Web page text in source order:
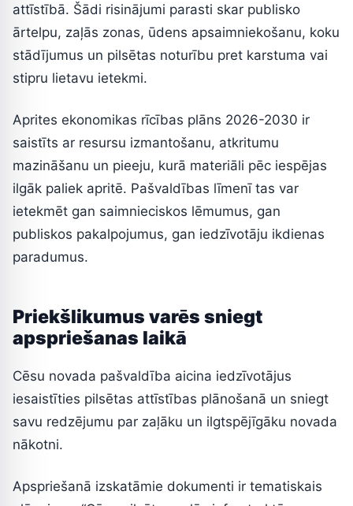
attīstībā. Šādi risinājumi parasti skar publisko
ārtelpu, zaļās zonas, ūdens apsaimniekošanu, koku
stādījumus un pilsētas noturību pret karstuma vai
stipru lietavu ietekmi.
Aprites ekonomikas rīcības plāns 2026-2030 ir
saistīts ar resursu izmantošanu, atkritumu
mazināšanu un pieeju, kurā materiāli pēc iespējas
ilgāk paliek apritē. Pašvaldības līmenī tas var
ietekmēt gan saimnieciskos lēmumus, gan
publiskos pakalpojumus, gan iedzīvotāju ikdienas
paradumus.
Priekšlikumus varēs sniegt
apspriešanas laikā
Cēsu novada pašvaldība aicina iedzīvotājus
iesaistīties pilsētas attīstības plānošanā un sniegt
savu redzējumu par zaļāku un ilgtspējīgāku novada
nākotni.
Apspriešanā izskatāmie dokumenti ir tematiskais